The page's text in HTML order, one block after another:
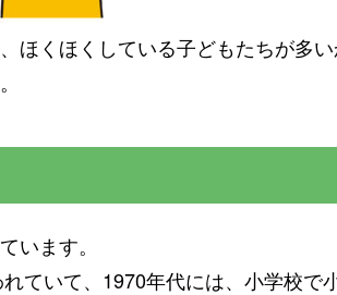
ほくほくしている子どもたちが多
います。
ていて、1970年代には、小学校で